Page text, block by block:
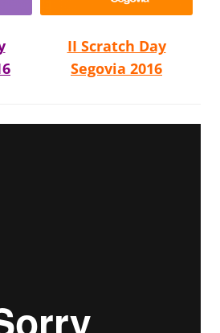
II Scratch Day
Segovia 2016